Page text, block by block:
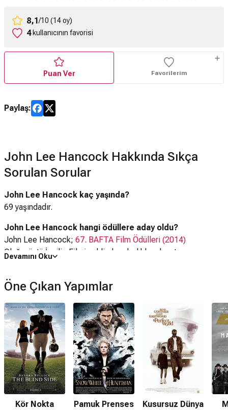
8,1/10 (14 oy)
4 kullanıcının favorisi
Puan Ver Favorilerim
Paylaş:
John Lee Hancock Hakkında Sıkça
Sorulan Sorular
John Lee Hancock kaç yaşında?
69 yaşındadır.
John Lee Hancock hangi ödüllere aday oldu?
John Lee Hancock; 67. BAFTA Film Ödülleri (2014)
Olağanüstü İngiliz Filmi şeklinde adaylıklar almıştır.
John Lee Hancock hiç Oscar kazanamamıştır.
John Lee Hancock ödül aldı mı?
John Lee Hancock hiç ödül kazanamamıştır.
Kimdir?
John Lee Hancock,Amerikalıbir sinemacı, yönetmen ve
senaristtir.
Nereli?
Ünlü sinemacıAmerika Birleşik Devletlerivatandaşıdır.
Devamını Oku
Öne Çıkan Yapımlar
Kör Nokta
Pamuk Prenses
Kusursuz Dünya